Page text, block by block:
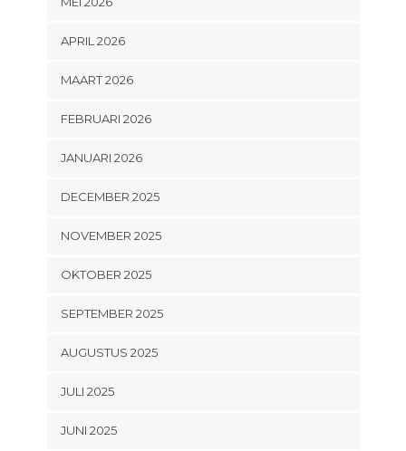
APRIL 2026
MAART 2026
FEBRUARI 2026
JANUARI 2026
DECEMBER 2025
NOVEMBER 2025
OKTOBER 2025
SEPTEMBER 2025
AUGUSTUS 2025
JULI 2025
JUNI 2025